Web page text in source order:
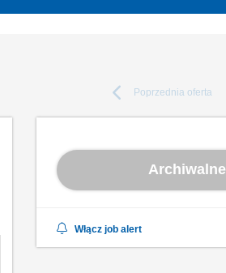
Poprzednia oferta
Archiwalne
Włącz job alert